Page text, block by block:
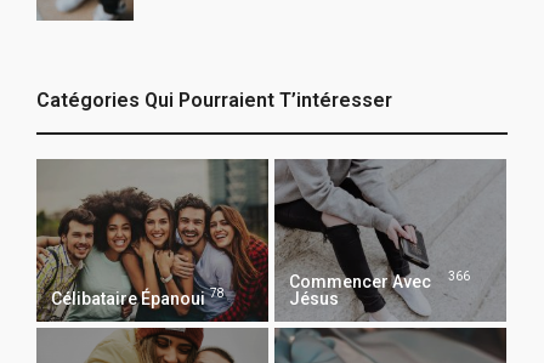
Catégories Qui Pourraient T’intéresser
Célibataire Épanoui 78
Commencer Avec
Jésus
366